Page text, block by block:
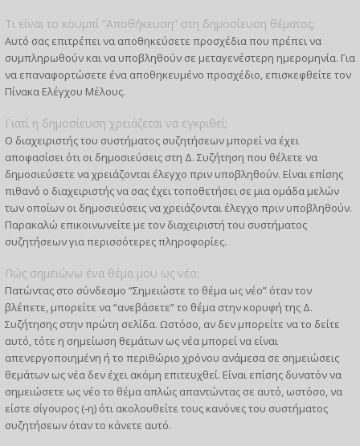
Τι είναι το κουμπί “Αποθήκευση” στη δημοσίευση θέματος;
Αυτό σας επιτρέπει να αποθηκεύσετε προσχέδια που πρέπει να
συμπληρωθούν και να υποβληθούν σε μεταγενέστερη ημερομηνία. Για
να επαναφορτώσετε ένα αποθηκευμένο προσχέδιο, επισκεφθείτε τον
Πίνακα Ελέγχου Μέλους.
Γιατί η δημοσίευση χρειάζεται να εγκριθεί;
Ο διαχειριστής του συστήματος συζητήσεων μπορεί να έχει
αποφασίσει ότι οι δημοσιεύσεις στη Δ. Συζήτηση που θέλετε να
δημοσιεύσετε να χρειάζονται έλεγχο πριν υποβληθούν. Είναι επίσης
πιθανό ο διαχειριστής να σας έχει τοποθετήσει σε μια ομάδα μελών
των οποίων οι δημοσιεύσεις να χρειάζονται έλεγχο πριν υποβληθούν.
Παρακαλώ επικοινωνείτε με τον διαχειριστή του συστήματος
συζητήσεων για περισσότερες πληροφορίες.
Πώς σημειώνω ένα θέμα μου ως νέο;
Πατώντας στο σύνδεσμο “Σημειώστε το θέμα ως νέο” όταν τον
βλέπετε, μπορείτε να “ανεβάσετε” το θέμα στην κορυφή της Δ.
Συζήτησης στην πρώτη σελίδα. Ωστόσο, αν δεν μπορείτε να το δείτε
αυτό, τότε η σημείωση θεμάτων ως νέα μπορεί να είναι
απενεργοποιημένη ή το περιθώριο χρόνου ανάμεσα σε σημειώσεις
θεμάτων ως νέα δεν έχει ακόμη επιτευχθεί. Είναι επίσης δυνατόν να
σημειώσετε ως νέο το θέμα απλώς απαντώντας σε αυτό, ωστόσο, να
είστε σίγουρος (-η) ότι ακολουθείτε τους κανόνες του συστήματος
συζητήσεων όταν το κάνετε αυτό.